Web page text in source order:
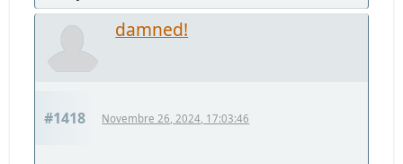
damned!
#1418 Novembre 26, 2024, 17:03:46